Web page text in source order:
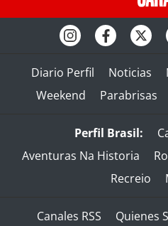
Diario Perfil Noticias
Weekend
Parabrisas
Perfil Brasil:
Aventuras Na Historia
Recreio
Canales RSS Quienes